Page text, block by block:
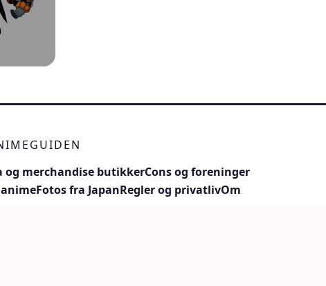
og merchandise butikkerCons og foreninger
animeFotos fra JapanRegler og privatlivOm